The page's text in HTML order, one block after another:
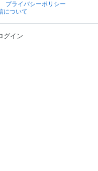
プライバシーポリシー
について
グイン